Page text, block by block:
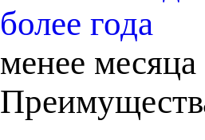
более года
менее месяца